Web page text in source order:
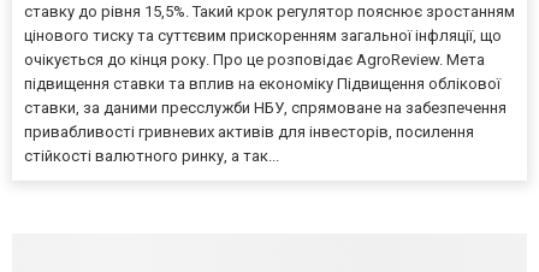
ставку до рівня 15,5%. Такий крок регулятор пояснює зростанням
цінового тиску та суттєвим прискоренням загальної інфляції, що
очікується до кінця року. Про це розповідає AgroReview. Мета
підвищення ставки та вплив на економіку Підвищення облікової
ставки, за даними пресслужби НБУ, спрямоване на забезпечення
привабливості гривневих активів для інвесторів, посилення
стійкості валютного ринку, а так...